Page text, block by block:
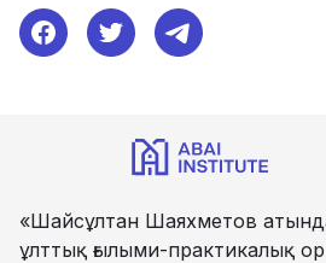
«Шайсұлтан Шаяхметов
ұлттық ғылыми-практикалық